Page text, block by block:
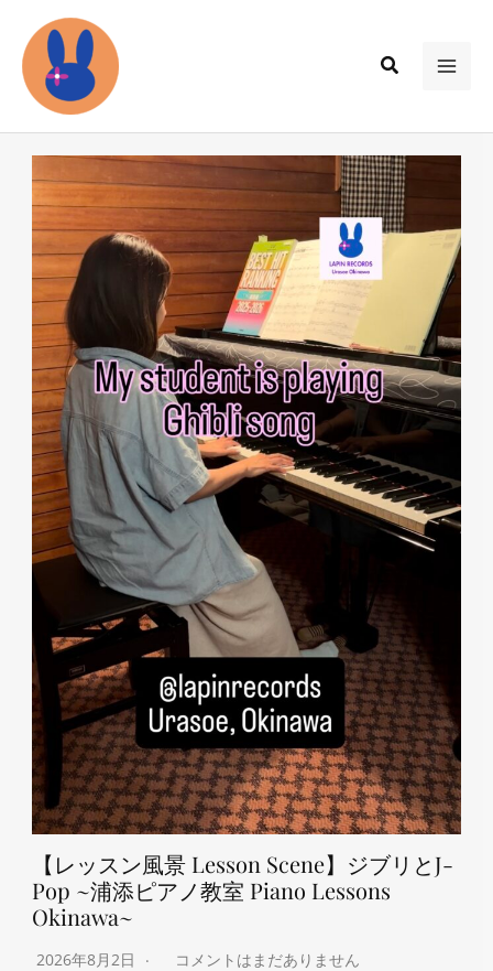
検
【レッスン風景 Lesson Scene】ジブリとJ-
Pop ~浦添ピアノ教室 Piano Lessons
Okinawa~
2026年8月2日 コメントはまだありません